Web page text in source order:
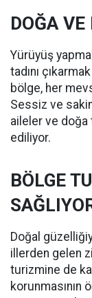
DOĞA
Yürüyüş
tadını
bölge, her
Sessiz ve
aileler ve doğa
ediliyor.
BÖLGE
Doğal
illerden gelen
turizmine de